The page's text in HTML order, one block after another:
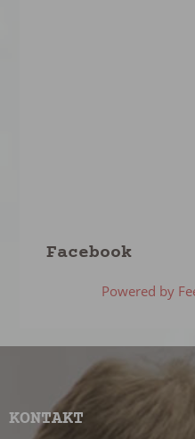
Facebook
Powered by
KONTAKT